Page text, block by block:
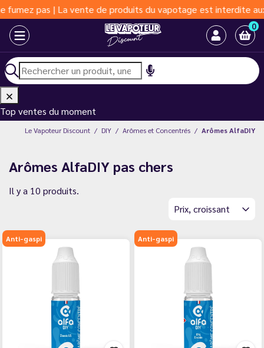
vente de produits du vapotage est interdite aux moins de
0
Top ventes du moment
Le Vapoteur Discount DIY Arômes et Concentrés Arômes AlfaDIY
Arômes AlfaDIY pas chers
Il y a 10 produits.
Prix, croissant
Anti-gaspi Anti-gaspi